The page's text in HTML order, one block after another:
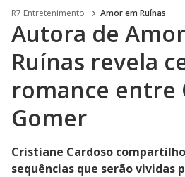
R7 Entretenimento Amor em Ruínas
Autora de
Ruínas revela
romance entre
Gomer
Cristiane Cardoso
sequências que serão vividas